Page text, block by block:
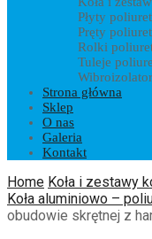
Płyty
Pręty
Rolki
Tuleje
Strona główna
Sklep
O nas
Galeria
Kontakt
Home Koła i zestawy
Koła aluminiowo –
obudowie skrętnej z